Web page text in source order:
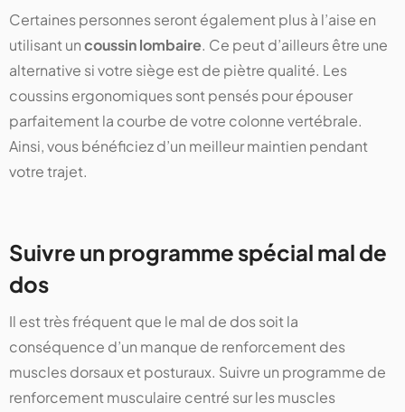
Certaines personnes seront également plus à l’aise en
utilisant uncoussin lombaire. Ce peut d’ailleurs être une
alternative si votre siège est de piètre qualité. Les
coussins ergonomiques sont pensés pour épouser
parfaitement la courbe de votre colonne vertébrale.
Ainsi, vous bénéficiez d’un meilleur maintien pendant
votre trajet.
Suivre un programme spécial mal de
dos
Il est très fréquent que le mal de dos soit la
conséquence d’un manque de renforcement des
muscles dorsaux et posturaux. Suivre un programme de
renforcement musculaire centré sur les muscles